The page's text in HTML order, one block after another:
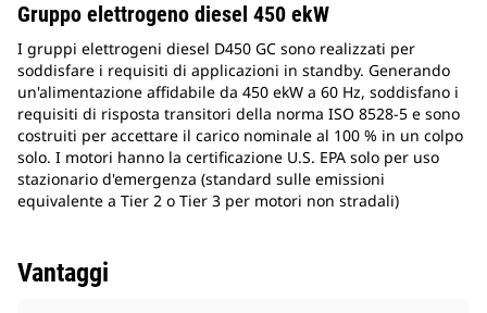
Gruppo elettrogeno diesel 450 ekW
I gruppi elettrogeni diesel D450 GC sono realizzati per
soddisfare i requisiti di applicazioni in standby. Generando
un'alimentazione affidabile da 450 ekW a 60 Hz, soddisfano i
requisiti di risposta transitori della norma ISO 8528-5 e sono
costruiti per accettare il carico nominale al 100 % in un colpo
solo. I motori hanno la certificazione U.S. EPA solo per uso
stazionario d'emergenza (standard sulle emissioni
equivalente a Tier 2 o Tier 3 per motori non stradali)
Vantaggi